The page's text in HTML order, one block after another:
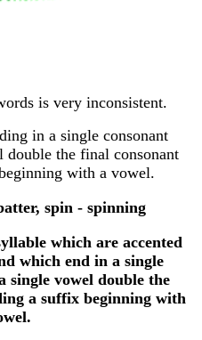
is very inconsistent.
in a single consonant
double the final consonant
with a vowel.
spin - spinning
which are accented
which end in a single
single vowel double the
a suffix beginning with